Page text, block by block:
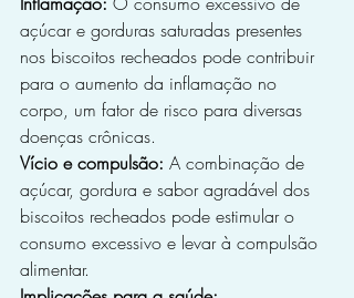
açúcar e gorduras saturadas presentes
nos biscoitos recheados pode contribuir
para o aumento da inflamação no
corpo, um fator de risco para diversas
doenças crônicas.
Vício e compulsão: A combinação de
açúcar, gordura e sabor agradável dos
biscoitos recheados pode estimular o
consumo excessivo e levar à compulsão
alimentar.